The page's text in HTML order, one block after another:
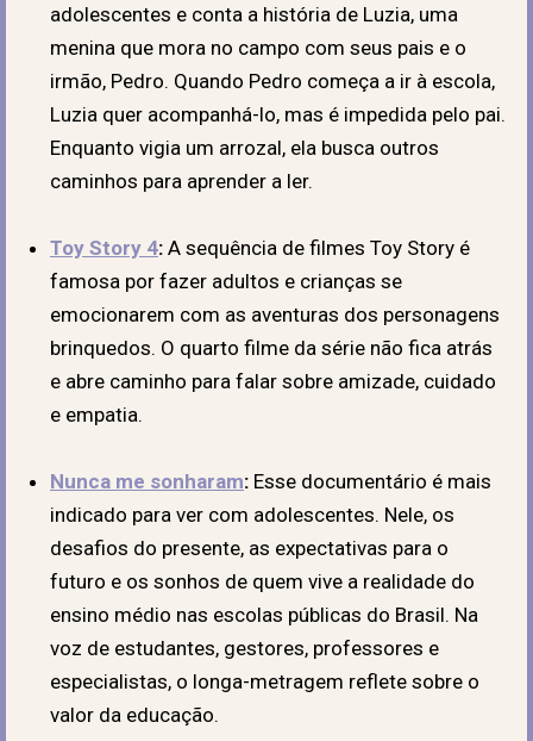
adolescentes e conta a história de Luzia, uma
menina que mora no campo com seus pais e o
irmão, Pedro. Quando Pedro começa a ir à escola,
Luzia quer acompanhá-lo, mas é impedida pelo pai.
Enquanto vigia um arrozal, ela busca outros
caminhos para aprender a ler.
Toy Story 4: A sequência de filmes Toy Story é
famosa por fazer adultos e crianças se
emocionarem com as aventuras dos personagens
brinquedos. O quarto filme da série não fica atrás
e abre caminho para falar sobre amizade, cuidado
e empatia.
Nunca me sonharam: Esse documentário é mais
indicado para ver com adolescentes. Nele, os
desafios do presente, as expectativas para o
futuro e os sonhos de quem vive a realidade do
ensino médio nas escolas públicas do Brasil. Na
voz de estudantes, gestores, professores e
especialistas, o longa-metragem reflete sobre o
valor da educação.